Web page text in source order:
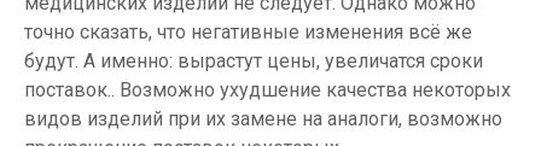
точно сказать, что негативные изменения всё же
будут. А именно: вырастут цены, увеличатся сроки
поставок.. Возможно ухудшение качества некоторых
видов изделий при их замене на аналоги, возможно